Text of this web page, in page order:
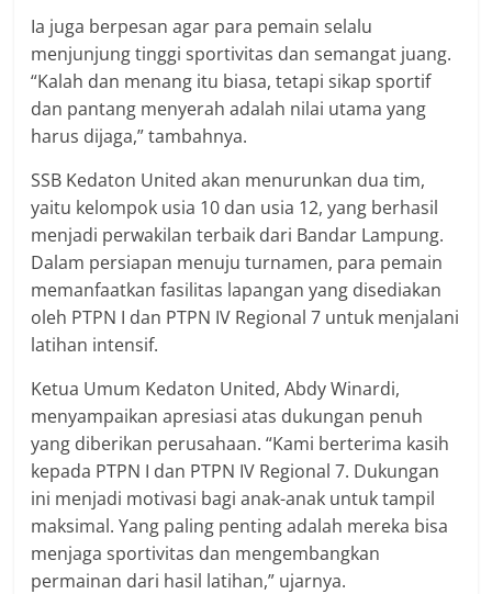
Ia juga berpesan agar para pemain selalu
menjunjung tinggi sportivitas dan semangat juang.
“Kalah dan menang itu biasa, tetapi sikap sportif
dan pantang menyerah adalah nilai utama yang
harus dijaga,” tambahnya.
SSB Kedaton United akan menurunkan dua tim,
yaitu kelompok usia 10 dan usia 12, yang berhasil
menjadi perwakilan terbaik dari Bandar Lampung.
Dalam persiapan menuju turnamen, para pemain
memanfaatkan fasilitas lapangan yang disediakan
oleh PTPN I dan PTPN IV Regional 7 untuk menjalani
latihan intensif.
Ketua Umum Kedaton United, Abdy Winardi,
menyampaikan apresiasi atas dukungan penuh
yang diberikan perusahaan. “Kami berterima kasih
kepada PTPN I dan PTPN IV Regional 7. Dukungan
ini menjadi motivasi bagi anak-anak untuk tampil
maksimal. Yang paling penting adalah mereka bisa
menjaga sportivitas dan mengembangkan
permainan dari hasil latihan,” ujarnya.